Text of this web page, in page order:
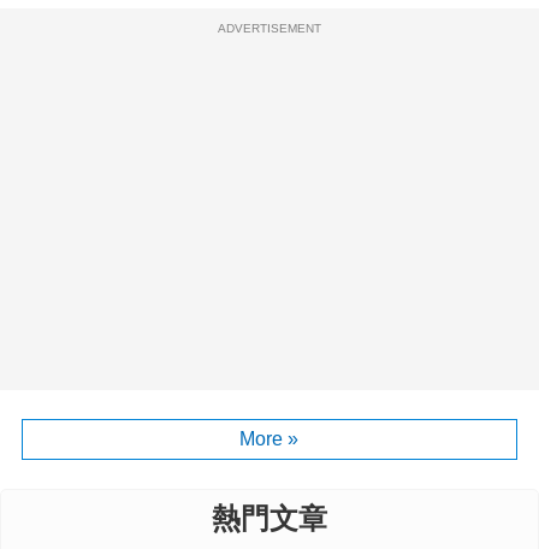
ADVERTISEMENT
More »
熱門文章